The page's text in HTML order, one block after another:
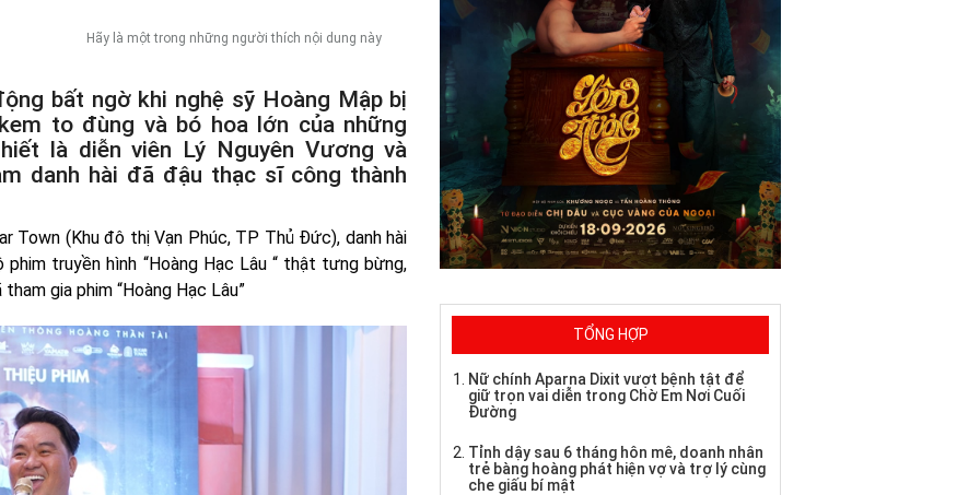
Hãy là một trong những người thích nội dung này
bất ngờ khi nghệ sỹ Hoàng Mập bị
to đùng và bó hoa lớn của những
là diễn viên Lý Nguyên Vương và
danh hài đã đậu thạc sĩ công thành
Town (Khu đô thị Vạn Phúc, TP Thủ Đức), danh hài
truyền hình “Hoàng Hạc Lâu “ thật tưng bừng,
gia phim “Hoàng Hạc Lâu”
TỔNG HỢP
Nữ chính Aparna Dixit vượt bệnh tật để
giữ trọn vai diễn trong Chờ Em Nơi Cuối
Đường
Tỉnh dậy sau 6 tháng hôn mê, doanh nhân
trẻ bàng hoàng phát hiện vợ và trợ lý cùng
che giấu bí mật